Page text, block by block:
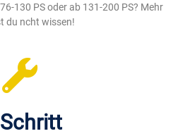
130 PS oder ab 131-200 PS? Mehr
du ncht wissen!